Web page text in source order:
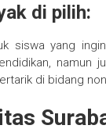
di pilih:
siswa yang
namun
di bidang